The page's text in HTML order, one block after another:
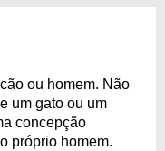
ou homem. Não
um gato ou um
concepção
próprio homem.